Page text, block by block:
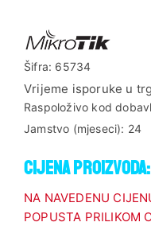
Šifra: 65734
Vrijeme isporuke u
Raspoloživo kod
Jamstvo (mjeseci): 24
Cijena proizvoda:
NA NAVEDENU
POPUSTA PRILIKOM